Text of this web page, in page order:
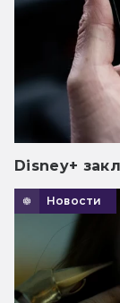
Disney+
Новости